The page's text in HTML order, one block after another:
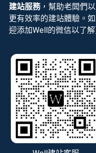
建站服務，幫助老闆們
更有效率的建站體驗。
迎添加Well的微信以了解